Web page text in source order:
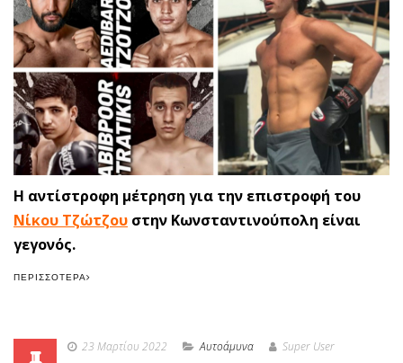
Η αντίστροφη μέτρηση για την επιστροφή του
Νίκου Τζώτζου στην Κωνσταντινούπολη είναι
γεγονός.
ΠΕΡΙΣΣΌΤΕΡΑ
23 Μαρτίου 2022 Αυτοάμυνα Super User